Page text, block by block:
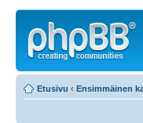
Etusivu ‹ Ensimmäinen